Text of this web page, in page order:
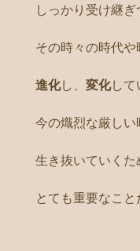
しっかり受け継ぎ
その時々の時代
進化し、 変化して
今の熾烈な厳しい
生き抜いていくた
とても重要なこと